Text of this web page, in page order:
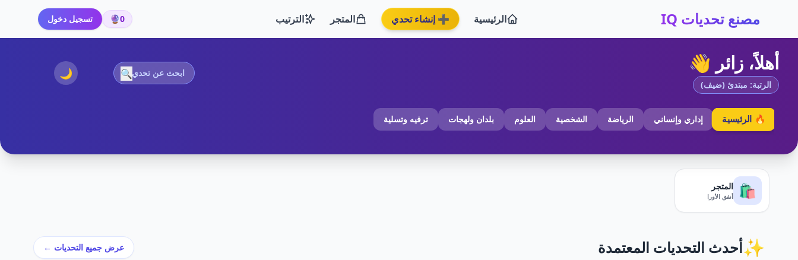
مصنع تحديات IQ الرئيسية ➕ إنشاء تحدي المتجر الترتيب 0
🔮 تسجيل دخول
أهلاً، زائر 👋
الرتبة: مبتدئ (ضيف)
🔍
🌙
🔥 الرئيسية إداري وإنساني الرياضة الشخصية العلوم بلدان ولهجات ترفيه وتسلية
🛍️ المتجر
أنفق الأورا
✨أحدث التحديات المعتمدة عرض جميع التحديات ←